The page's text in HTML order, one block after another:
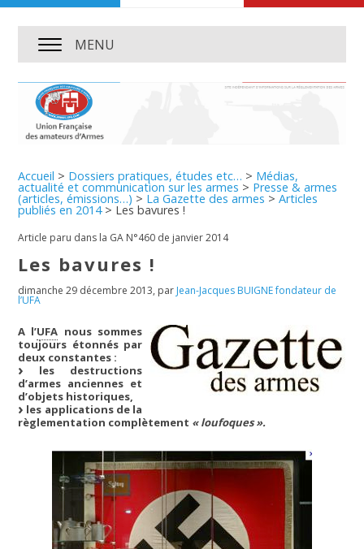
MENU
Accueil > Dossiers pratiques, études etc… > Médias,
actualité et communication sur les armes > Presse & armes
(articles, émissions…) > La Gazette des armes >Articles
publiés en 2014> Les bavures !
Article paru dans la GA N°460 de janvier 2014
Les bavures !
dimanche 29 décembre 2013, par Jean-Jacques BUIGNE fondateur de
l’UFA
A l’UFA nous sommes
toujours étonnés par
deux constantes :
les destructions
d’armes anciennes et
d’objets historiques,
les applications de la
règlementation complètement « loufoques ».